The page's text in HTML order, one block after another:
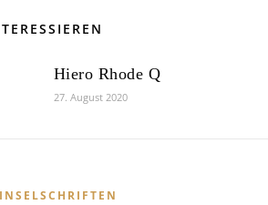
Hiero Rhode Q
27. August 2020